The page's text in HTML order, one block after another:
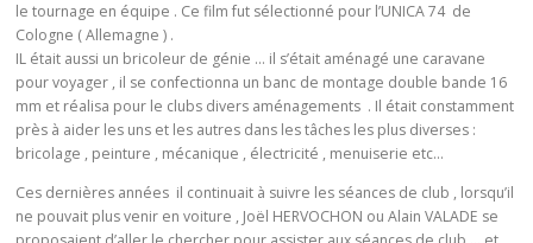
le tournage en équipe . Ce film fut sélectionné pour l’UNICA 74 de
Cologne ( Allemagne ) .
IL était aussi un bricoleur de génie … il s’était aménagé une caravane
pour voyager , il se confectionna un banc de montage double bande 16
mm et réalisa pour le clubs divers aménagements . Il était constamment
près à aider les uns et les autres dans les tâches les plus diverses :
bricolage , peinture , mécanique , électricité , menuiserie etc…
Ces dernières années il continuait à suivre les séances de club , lorsqu’il
ne pouvait plus venir en voiture , Joël HERVOCHON ou Alain VALADE se